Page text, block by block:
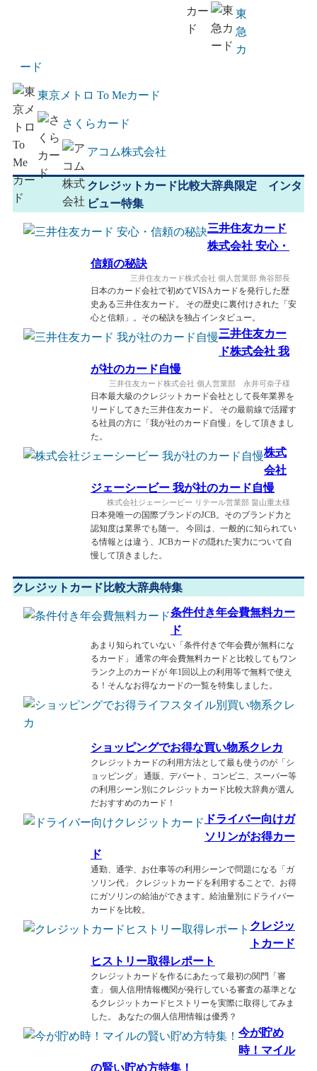
東
急
カ
ード
東京メトロ To Meカード
さくらカード
アコム株式会社
クレジットカード比較大辞典限定 インタ
ビュー特集
三井住友カード
株式会社 安心・
信頼の秘訣
三井住友カード株式会社 個人営業部 角谷部長
日本のカード会社で初めてVISAカードを発行した歴
史ある三井住友カード。 その歴史に裏付けされた「安
心と信頼」。その秘訣を独占インタビュー。
三井住友カー
ド株式会社 我
が社のカード自慢
三井住友カード株式会社 個人営業部 永井可奈子様
日本最大級のクレジットカード会社として長年業界を
リードしてきた三井住友カード。 その最前線で活躍す
る社員の方に「我が社のカード自慢」をして頂きまし
た。
株式
会社
ジェーシービー 我が社のカード自慢
株式会社ジェーシービー リテール営業部 畠山重太様
日本発唯一の国際ブランドのJCB。そのブランド力と
認知度は業界でも随一。 今回は、一般的に知られてい
る情報とは違う、JCBカードの隠れた実力について自
慢して頂きました。
クレジットカード比較大辞典特集
条件付き年会費無料カー
ド
あまり知られていない「条件付きで年会費が無料にな
るカード」 通常の年会費無料カードと比較してもワン
ランク上のカードが 年1回以上の利用等で無料で使え
る！そんなお得なカードの一覧を特集しました。
ショッピングでお得な買い物系クレカ
クレジットカードの利用方法として最も使うのが「シ
ョッピング」 通販、デパート、コンビニ、スーパー等
の利用シーン別にクレジットカード比較大辞典が選ん
だおすすめのカード！
ドライバー向けガ
ソリンがお得カー
ド
通勤、通学、お仕事等の利用シーンで問題になる「ガ
ソリン代」 クレジットカードを利用することで、お得
にガソリンの給油ができます。給油量別にドライバー
カードを比較。
クレジッ
トカード
ヒストリー取得レポート
クレジットカードを作るにあたって最初の関門「審
査」 個人信用情報機関が発行している審査の基準とな
るクレジットカードヒストリーを実際に取得してみま
した。 あなたの個人信用情報は優秀？
今が貯め
時！マイル
の賢い貯め方特集！